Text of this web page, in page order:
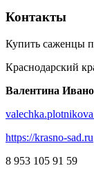
Контакты
Купить саженцы
Краснодарский
Валентина
https://krasno-sad.ru
8 953 105 91 59